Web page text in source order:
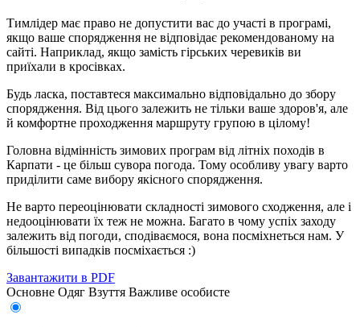
Тимлідер має право не допустити вас до участі в програмі,
якщо ваше спорядження не відповідає рекомендованому на
сайті. Наприклад, якщо замість гірських черевиків ви
приїхали в кросівках.
Будь ласка, поставтеся максимально відповідально до збору
спорядження. Від цього залежить не тільки ваше здоров'я, але
й комфортне проходження маршруту групою в цілому!
Головна відмінність зимових програм від літніх походів в
Карпати - це більш сувора погода. Тому особливу увагу варто
приділити саме вибору якісного спорядження.
Не варто переоцінювати складності зимового сходження, але і
недооцінювати їх теж не можна. Багато в чому успіх заходу
залежить від погоди, сподіваємося, вона посміхнеться нам. У
більшості випадків посміхається :)
Завантажити в PDF
Основне Одяг Взуття Важливе особисте